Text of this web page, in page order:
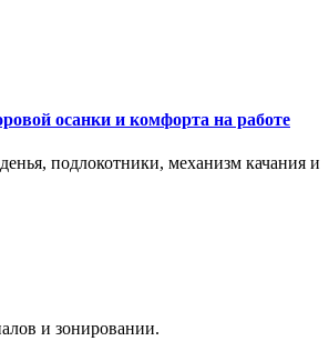
осанки и комфорта на работе
подлокотники, механизм качания и
и зонировании.